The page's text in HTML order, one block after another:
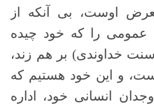
اوست، بی آنکه از
را که خود چیده
خداوندی) بر هم زند،
و این خود هستیم که
انسانی خود، اداره